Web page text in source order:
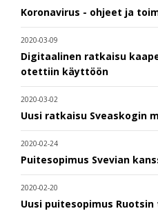
Koronavirus - ohjeet ja
2020-03-09
Digitaalinen ratkaisu
otettiin käyttöön
2020-03-02
Uusi ratkaisu Sveaskogin
2020-02-24
Puitesopimus Svevian
2020-02-20
Uusi puitesopimus